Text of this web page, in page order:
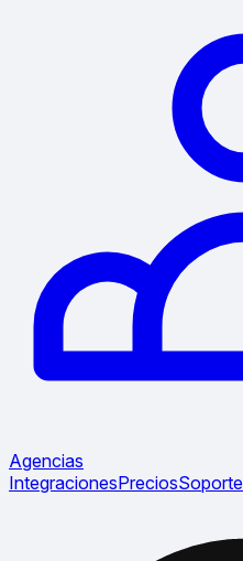
Agencias
IntegracionesPreciosSoporte